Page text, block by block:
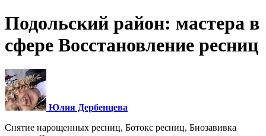
Подольский район: мастера в
сфере Восстановление ресниц
Юлия Дербенцева
Снятие нарощенных ресниц, Ботокс ресниц, Биозавивка